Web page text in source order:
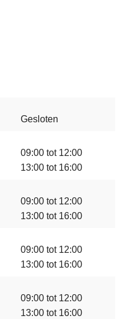
Gesloten
09:00 tot 12:00
13:00 tot 16:00
09:00 tot 12:00
13:00 tot 16:00
09:00 tot 12:00
13:00 tot 16:00
09:00 tot 12:00
13:00 tot 16:00